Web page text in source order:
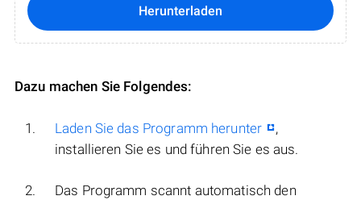
Herunterladen
Dazu machen Sie Folgendes:
Laden Sie das Programm herunter
,
installieren Sie es und führen Sie es aus.
Das Programm scannt automatisch den